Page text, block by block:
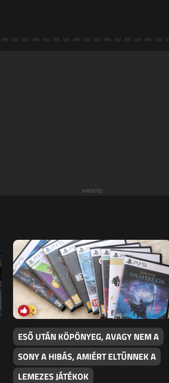
ESŐ UTÁN KÖPÖNYEG, AVAGY NEM A
SONY A HIBÁS, AMIÉRT ELTŰNNEK A
LEMEZES JÁTÉKOK